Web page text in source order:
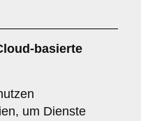
basierte
um Dienste